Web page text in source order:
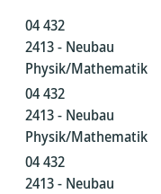
04 432
2413 - Neubau
Physik/Mathematik
04 432
2413 - Neubau
Physik/Mathematik
04 432
2413 - Neubau